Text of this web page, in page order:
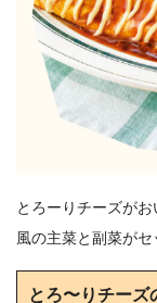
とろーりチーズが
風の主菜と副菜がセ
とろ〜りチーズ